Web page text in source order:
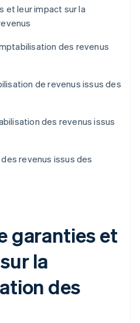
et leur impact sur la
des revenus
de revenus issus des
des revenus issus
revenus issus des
garanties et
la
des